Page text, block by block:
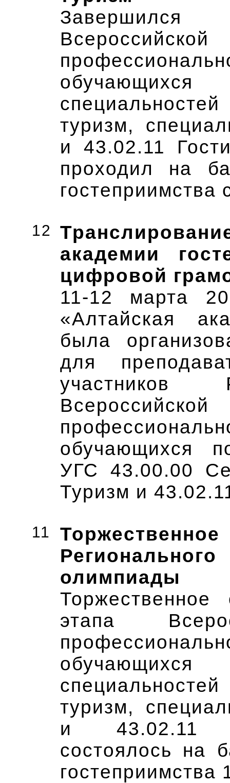
Завершился
обучающихся
туризм,
и 43.02.11
проходил на
гостеприимства
12
академии
цифровой
11-12 марта
«Алтайская
была
для
участников
обучающихся
УГС 43.00.00
Туризм и
11
олимпиады
Торжественное
этапа
обучающихся
туризм,
и 43.02.11
состоялось на
гостеприимства